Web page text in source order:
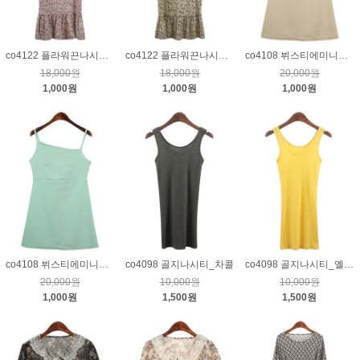
18,000원
1,000원
18,000원
1,000원
20,000원
1,000원
co4108 뷔스티에미니원피스_민트
20,000원
1,000원
co4098 골지나시티_차콜
10,000원
1,500원
co4098 골지나시티_옐로우
10,000원
1,500원